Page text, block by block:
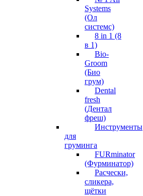
Systems
(Ол
системс)
8 in 1 (8
в 1)
Bio-
Groom
(Био
грум)
Dental
fresh
(Дентал
фреш)
Инструменты
для
груминга
FURminator
(Фурминатор)
Расчески,
сликера,
щётки